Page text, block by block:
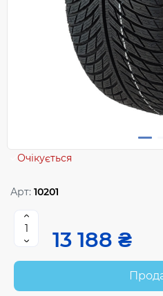
Очікується
Арт: 10201
13 188 ₴